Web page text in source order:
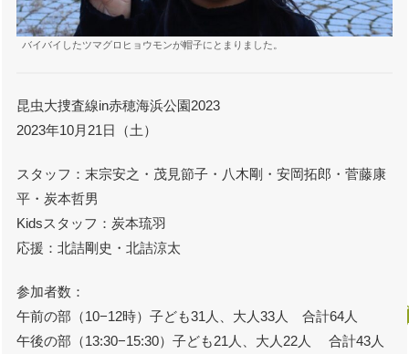
バイバイしたツマグロヒョウモンが帽子にとまりました。
昆虫大捜査線in赤穂海浜公園2023
2023年10月21日（土）
スタッフ：末宗安之・茂見節子・八木剛・安岡拓郎・菅藤康
平・炭本哲男
Kidsスタッフ：炭本琉羽
応援：北詰剛史・北詰涼太
参加者数：
午前の部（10−12時）子ども31人、大人33人 合計64人
午後の部（13:30−15:30）子ども21人、大人22人 合計43人